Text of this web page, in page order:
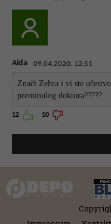
Aida 09.04.2020. 12:51
Znači Zehra i vi ste
preminulog doktora?????
12 10